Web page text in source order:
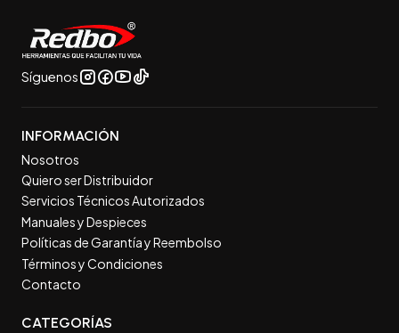
Síguenos
INFORMACIÓN
Nosotros
Quiero ser Distribuidor
Servicios Técnicos Autorizados
Manuales y Despieces
Políticas de Garantía y Reembolso
Términos y Condiciones
Contacto
CATEGORÍAS